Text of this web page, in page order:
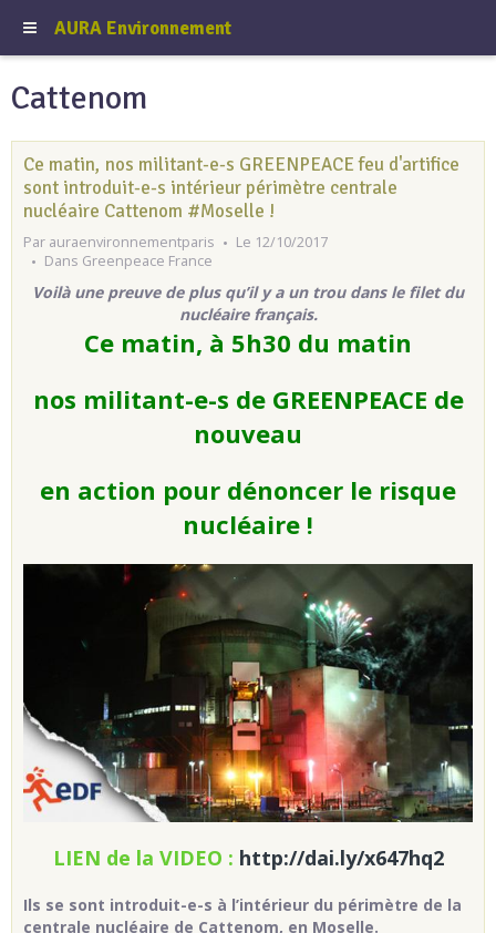
AURA Environnement
Cattenom
Ce matin, nos militant-e-s GREENPEACE feu d'artifice
sont introduit-e-s intérieur périmètre centrale
nucléaire Cattenom #Moselle !
Par auraenvironnementparis
Le 12/10/2017
Dans Greenpeace France
Voilà une preuve de plus qu’il y a un trou dans le filet du
nucléaire français.
Ce matin, à 5h30 du matin
nos militant-e-s de GREENPEACE de
nouveau
en action pour dénoncer le risque
nucléaire !
LIEN de la VIDEO : http://dai.ly/x647hq2
Ils se sont introduit-e-s à l’intérieur du périmètre de la
centrale nucléaire de Cattenom, en Moselle.